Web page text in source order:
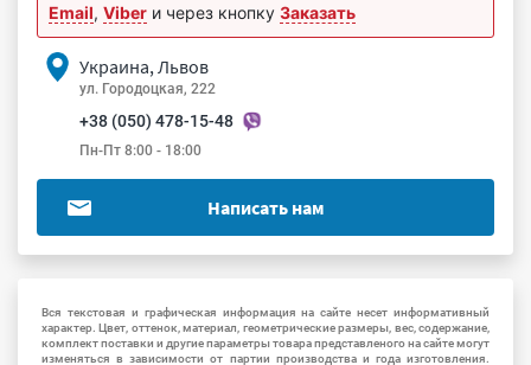
Email, Viber и через кнопку Заказать
Украина, Львов
ул. Городоцкая, 222
+38 (050) 478-15-48
Пн-Пт 8:00 - 18:00
Написать нам
Вся текстовая и графическая информация на сайте несет информативный
характер. Цвет, оттенок, материал, геометрические размеры, вес, содержание,
комплект поставки и другие параметры товара представленого на сайте могут
изменяться в зависимости от партии производства и года изготовления.